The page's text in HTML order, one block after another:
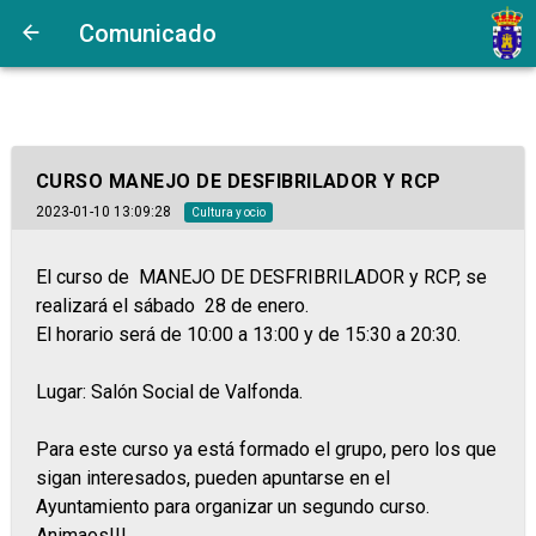
Comunicado
CURSO MANEJO DE DESFIBRILADOR Y RCP
2023-01-10 13:09:28 Cultura y ocio
El curso de MANEJO DE DESFRIBRILADOR y RCP, se
realizará el sábado 28 de enero.
El horario será de 10:00 a 13:00 y de 15:30 a 20:30.
Lugar: Salón Social de Valfonda.
Para este curso ya está formado el grupo, pero los que
sigan interesados, pueden apuntarse en el
Ayuntamiento para organizar un segundo curso.